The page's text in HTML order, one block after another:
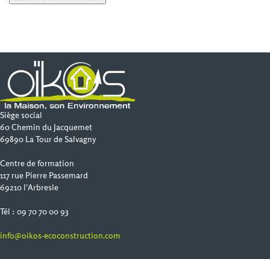
Siège social
60 Chemin du Jacquemet
69890 La Tour de Salvagny
Centre de formation
117 rue Pierre Passemard
69210 l'Arbresle
Tél : 09 70 70 00 93
info@oikos-ecoconstruction.com